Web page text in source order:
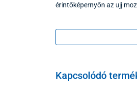
érintőképernyőn az ujj
olvashatóságát. A
Kapcsolódó